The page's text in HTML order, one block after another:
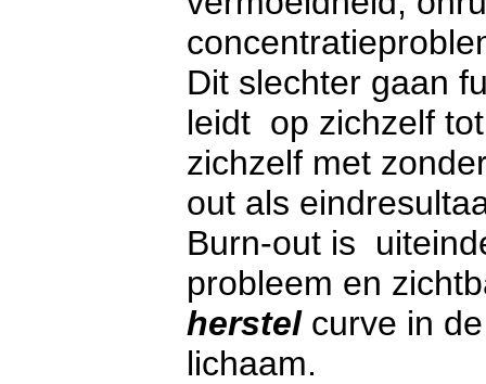
Dit slechter gaan
leidt op zichzelf
zichzelf met
out als
Burn-out is
probleem en
herstel curve in
lichaam.